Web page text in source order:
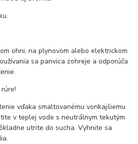
ohni, na plynovom alebo elektrickom
sa panvica zohreje a odporúča
vďaka smaltovanému vonkajšiemu
v teplej vode s neutrálnym tekutým
utrite do sucha. Vyhnite sa